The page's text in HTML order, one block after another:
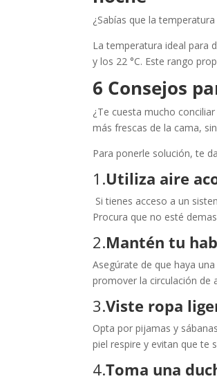
¿Sabías que la
La temperatura ideal para
y los 22 °C. Este rango
6 Consejos
¿Te cuesta mucho
más frescas de la cama,
Para ponerle solución, te
1.Utiliza aire
Si tienes acceso a un
Procura que no esté
2.Mantén tu
Asegúrate de que haya
promover la circulación de
3.Viste ropa
Opta por pijamas y
piel respire y evitan que te
4.Toma una